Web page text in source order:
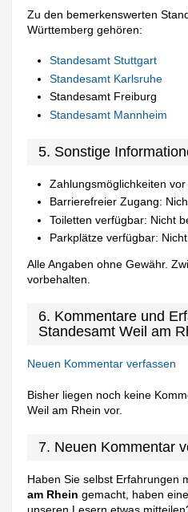
Zu den bemerkenswerten
Württemberg gehören:
Standesamt Stuttgart
Standesamt Karlsruhe
Standesamt Freiburg
Standesamt Mannheim
5. Sonstige
Zahlungsmöglichkeiten
Barrierefreier Zugang:
Toiletten verfügbar: Nicht
Parkplätze verfügbar:
Alle Angaben ohne Gewähr.
vorbehalten.
6. Kommentare und
Standesamt Weil am
Neuen Kommentar verfassen
Bisher liegen noch keine
Weil am Rhein vor.
7. Neuen Kommentar
Haben Sie selbst Erfahrungen
am Rhein gemacht, haben
unseren Lesern etwas